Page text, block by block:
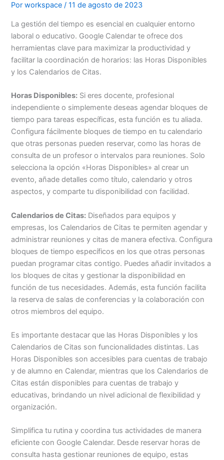
Porworkspace/11 de agosto de 2023
La gestión del tiempo es esencial en cualquier entorno
laboral o educativo. Google Calendar te ofrece dos
herramientas clave para maximizar la productividad y
facilitar la coordinación de horarios: las Horas Disponibles
y los Calendarios de Citas.
Horas Disponibles: Si eres docente, profesional
independiente o simplemente deseas agendar bloques de
tiempo para tareas específicas, esta función es tu aliada.
Configura fácilmente bloques de tiempo en tu calendario
que otras personas pueden reservar, como las horas de
consulta de un profesor o intervalos para reuniones. Solo
selecciona la opción «Horas Disponibles» al crear un
evento, añade detalles como título, calendario y otros
aspectos, y comparte tu disponibilidad con facilidad.
Calendarios de Citas: Diseñados para equipos y
empresas, los Calendarios de Citas te permiten agendar y
administrar reuniones y citas de manera efectiva. Configura
bloques de tiempo específicos en los que otras personas
puedan programar citas contigo. Puedes añadir invitados a
los bloques de citas y gestionar la disponibilidad en
función de tus necesidades. Además, esta función facilita
la reserva de salas de conferencias y la colaboración con
otros miembros del equipo.
Es importante destacar que las Horas Disponibles y los
Calendarios de Citas son funcionalidades distintas. Las
Horas Disponibles son accesibles para cuentas de trabajo
y de alumno en Calendar, mientras que los Calendarios de
Citas están disponibles para cuentas de trabajo y
educativas, brindando un nivel adicional de flexibilidad y
organización.
Simplifica tu rutina y coordina tus actividades de manera
eficiente con Google Calendar. Desde reservar horas de
consulta hasta gestionar reuniones de equipo, estas